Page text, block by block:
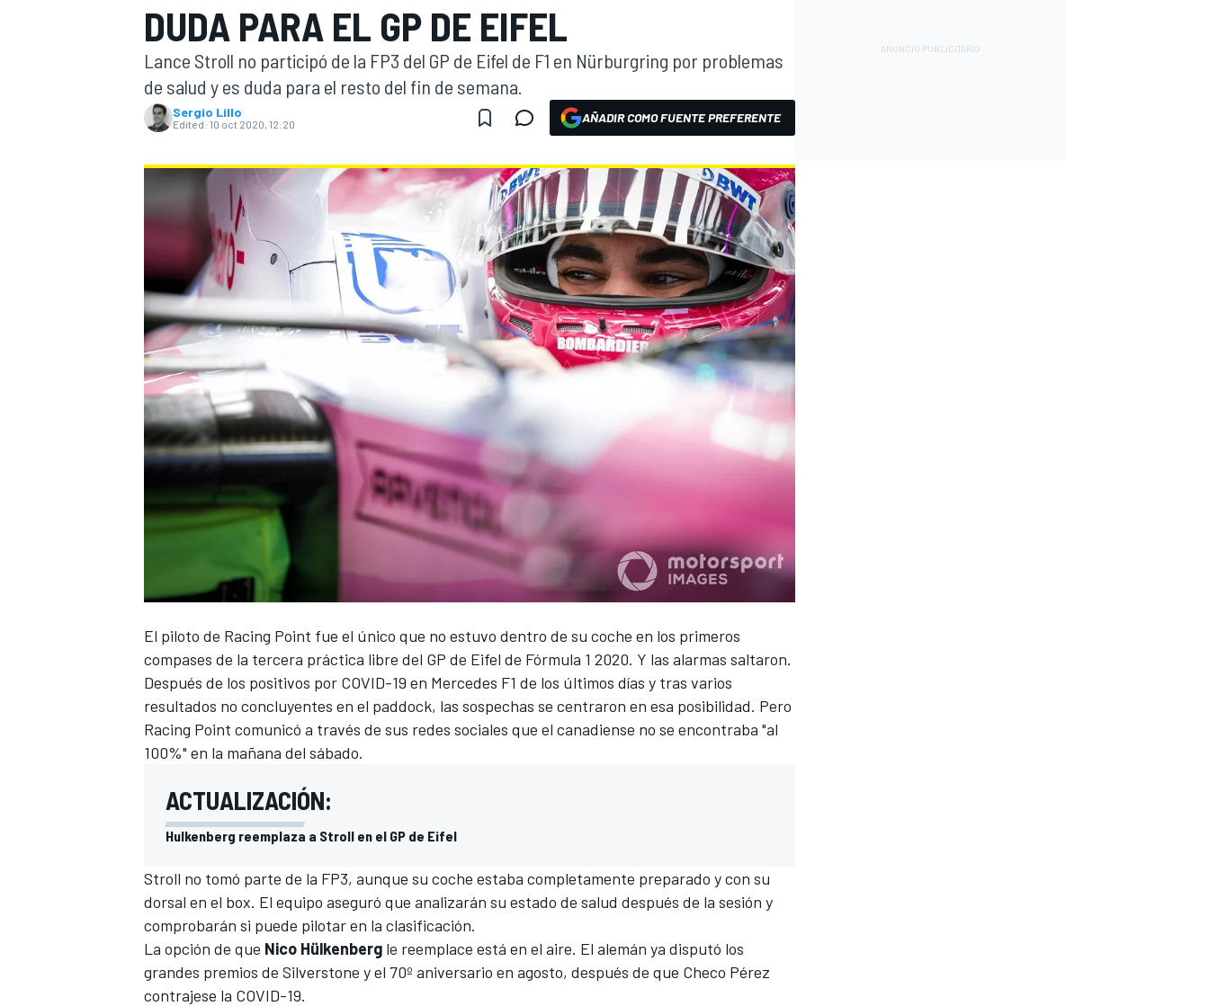
FÓRMULA E MOTO
INDYCAR SPORTSCAR RALLY TURISMO
MÁS
DUDA PARA EL GP DE EIFEL
Lance Stroll no participó de la FP3 del GP de Eifel de F1 en Nürburgring por problemas
de salud y es duda para el resto del fin de semana.
Sergio Lillo
Edited: 10 oct 2020, 12:20 AÑADIR COMO FUENTE PREFERENTE
El piloto de Racing Point fue el único que no estuvo dentro de su coche en los primeros
compases de la tercera práctica libre del GP de Eifel de Fórmula 1 2020. Y las alarmas saltaron.
Después de los positivos por COVID-19 en Mercedes F1 de los últimos días y tras varios
resultados no concluyentes en el paddock, las sospechas se centraron en esa posibilidad. Pero
Racing Point comunicó a través de sus redes sociales que el canadiense no se encontraba "al
100%" en la mañana del sábado.
ACTUALIZACIÓN:
Hulkenberg reemplaza a Stroll en el GP de Eifel
Stroll no tomó parte de la FP3, aunque su coche estaba completamente preparado y con su
dorsal en el box. El equipo aseguró que analizarán su estado de salud después de la sesión y
comprobarán si puede pilotar en la clasificación.
La opción de que Nico Hülkenberg le reemplace está en el aire. El alemán ya disputó los
grandes premios de Silverstone y el 70º aniversario en agosto, después de que Checo Pérez
contrajese la COVID-19.